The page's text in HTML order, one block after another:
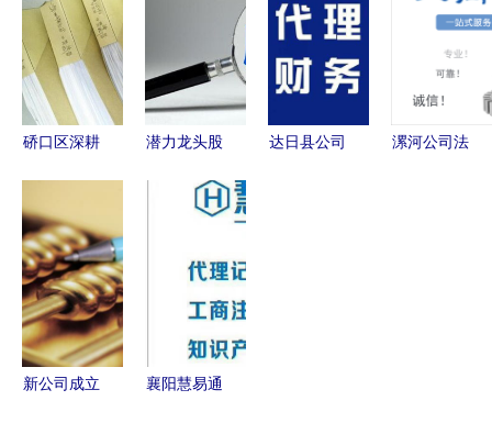
毕业生就业
报告
待停售风波
版
硚口区深耕
以专业咨询
服务赋能企
业稳健发展
潜力龙头股
一触即发，
力名单请收
藏
达日县公司
漯河公司法
新公司成立
襄阳慧易通